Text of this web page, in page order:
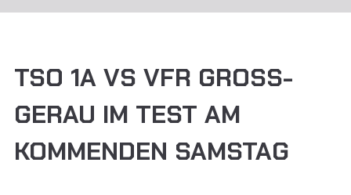
TSO 1A VS VFR GROSS-G
ERAU IM TEST AM K
OMMENDEN SAMSTAG